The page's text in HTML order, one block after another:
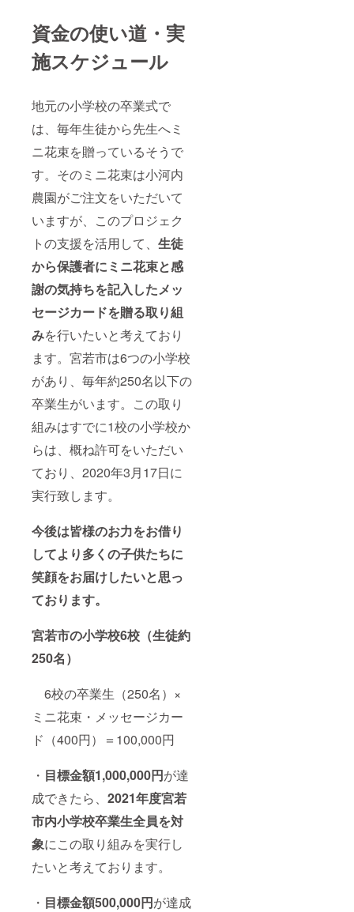
資金の使い道・実
施スケジュール
地元の小学校の卒業式で
は、毎年生徒から先生へミ
ニ花束を贈っているそうで
す。そのミニ花束は小河内
農園がご注文をいただいて
いますが、このプロジェク
トの支援を活用して、 生徒
から保護者にミニ花束と感
謝の気持ちを記入したメッ
セージカードを贈る取り組
みを行いたいと考えており
ます。宮若市は6つの小学校
があり、毎年約250名以下の
卒業生がいます。この取り
組みはすでに1校の小学校か
らは、概ね許可をいただい
ており、2020年3月17日に
実行致します。
今後は皆様のお力をお借り
してより多くの子供たちに
笑顔をお届けしたいと思っ
ております。
宮若市の小学校6校（生徒約
250名）
6校の卒業生（250名）×
ミニ花束・メッセージカー
ド（400円）＝100,000円
・ 目標金額1,000,000円が達
成できたら、 2021年度宮若
市内小学校卒業生全員を対
象にこの取り組みを実行し
たいと考えております。
・ 目標金額500,000円が達成